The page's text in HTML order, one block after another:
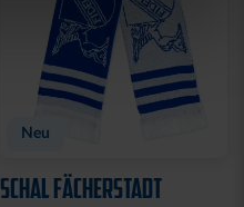
Neu
SCHAL FÄCHERSTADT